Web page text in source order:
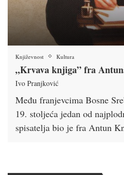
Književnost Kultura
„Krvava knjiga” fra
Ivo Pranjković
Među franjevcima Bosne
19. stoljeća jedan od
spisatelja bio je fra Antun